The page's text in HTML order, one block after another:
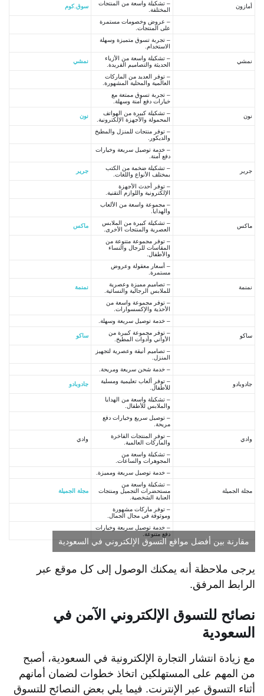
أمازون
– تشكيلة واسعة من المنتجات
المختلفة.
سوق.كوم
– عروض وخصومات مستمرة
على المنتجات.
– تجربة تسوق متميزة وسهلة
الاستخدام.
نمشي
– تشكيلة واسعة من الأزياء
الحديثة والتصاميم الفريدة.
نمشي
– توفر العديد من الماركات
العالمية والمحلية المشهورة.
– تجربة تسوق ممتعة مع
خيارات دفع آمنة وسهلة.
نون
– تشكيلة كبيرة من الهواتف
المحمولة والأجهزة الإلكترونية.
نون
– توفر منتجات للمنزل والمطبخ
والديكور.
– خدمة توصيل سريعة وخيارات
دفع آمنة.
جرير
– تشكيلة ضخمة من الكتب
بمختلف الأنواع واللغات.
جرير
– توفر أحدث الأجهزة
الإلكترونية واللوازم التقنية.
– مجموعة واسعة من الألعاب
والهدايا.
ماكس
– تشكيلة كبيرة من الملابس
العصرية والمنتجات الأخرى.
ماكس
– توفر مجموعة متنوعة من
المقاسات للرجال والنساء
والأطفال.
– أسعار معقولة وعروض
مستمرة.
نمنمة
– تصاميم مميزة وعصرية
للملابس الرجالية والنسائية.
نمنمة
– توفر مجموعة واسعة من
الأحذية والإكسسوارات.
– خدمة توصيل سريعة وسهلة.
ساكو
– توفر مجموعة كبيرة من
الأواني وأدوات المطبخ.
ساكو
– تصاميم أنيقة وعصرية لتجهيز
المنزل.
– خدمة شحن سريعة ومريحة.
جادوبادو
– توفر ألعاب تعليمية ومسلية
للأطفال.
جادوبادو
– تشكيلة واسعة من الهدايا
والملابس للأطفال.
– توصيل سريع وخيارات دفع
مريحة.
وادي
– توفر المنتجات الفاخرة
والماركات العالمية.
وادي
– تشكيلة واسعة من
المجوهرات والساعات.
– خدمة توصيل سريعة ومميزة.
مجلة الجميلة
– تشكيلة واسعة من
مستحضرات التجميل ومنتجات
العناية الشخصية.
مجلة الجميلة
– توفر ماركات مشهورة
وموثوقة في مجال الجمال.
– خدمة توصيل سريعة وخيارات
دفع متنوعة.
مقارنة بين أفضل مواقع التسوق الإلكتروني في السعودية
يرجى ملاحظة أنه يمكنك الوصول إلى كل موقع عبر
الرابط المرفق.
نصائح للتسوق الإلكتروني الآمن في
السعودية
مع زيادة انتشار التجارة الإلكترونية في السعودية، أصبح
من المهم على المستهلكين اتخاذ خطوات لضمان أمانهم
أثناء التسوق عبر الإنترنت. فيما يلي بعض النصائح للتسوق